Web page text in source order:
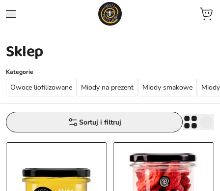
Sklep
Kategorie
Owoce liofilizowane Miody na prezent Miody smakowe
Sortuj i filtruj